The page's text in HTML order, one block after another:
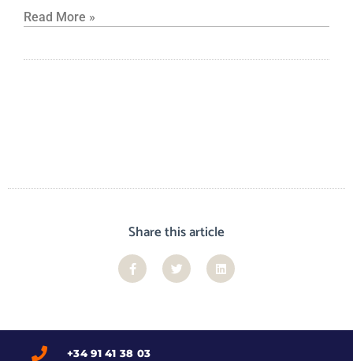
Read More »
Share this article
+34 91 41 38 03